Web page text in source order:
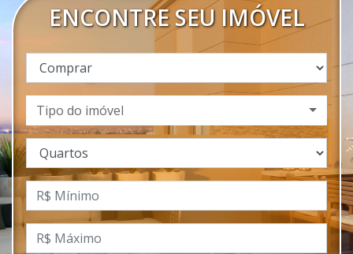
ENCONTRE SEU IMÓVEL
Tipo do imóvel